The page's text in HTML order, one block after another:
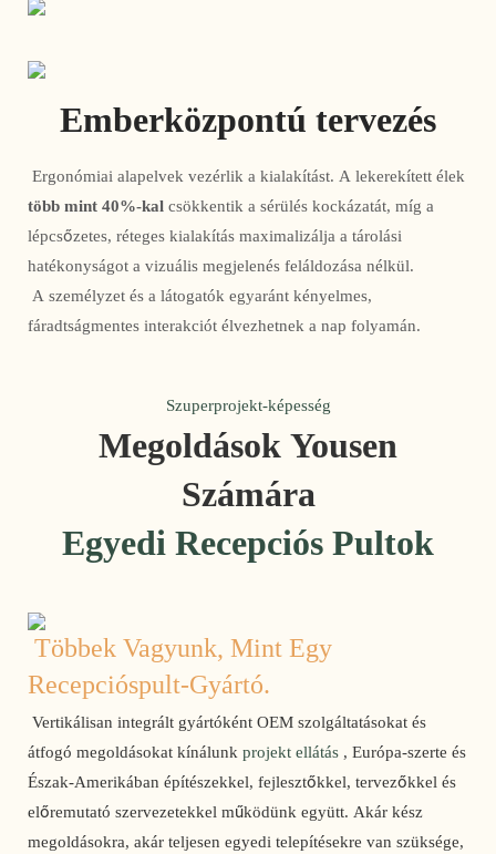
Emberközpontú tervezés
több mint 40%-kal csökkentik a sérülés kockázatát, míg a
lépcsőzetes, réteges kialakítás maximalizálja a tárolási
hatékonyságot a vizuális megjelenés feláldozása nélkül.
fáradtságmentes interakciót élvezhetnek a nap folyamán.
Szuperprojekt-képesség
Megoldások Yousen
Számára
Egyedi Recepciós Pultok
Többek Vagyunk, Mint Egy
Recepcióspult-Gyártó.
átfogó megoldásokat kínálunk projekt ellátás , Európa-szerte és
Észak-Amerikában építészekkel, fejlesztőkkel, tervezőkkel és
előremutató szervezetekkel működünk együtt. Akár kész
megoldásokra, akár teljesen egyedi telepítésekre van szüksége,